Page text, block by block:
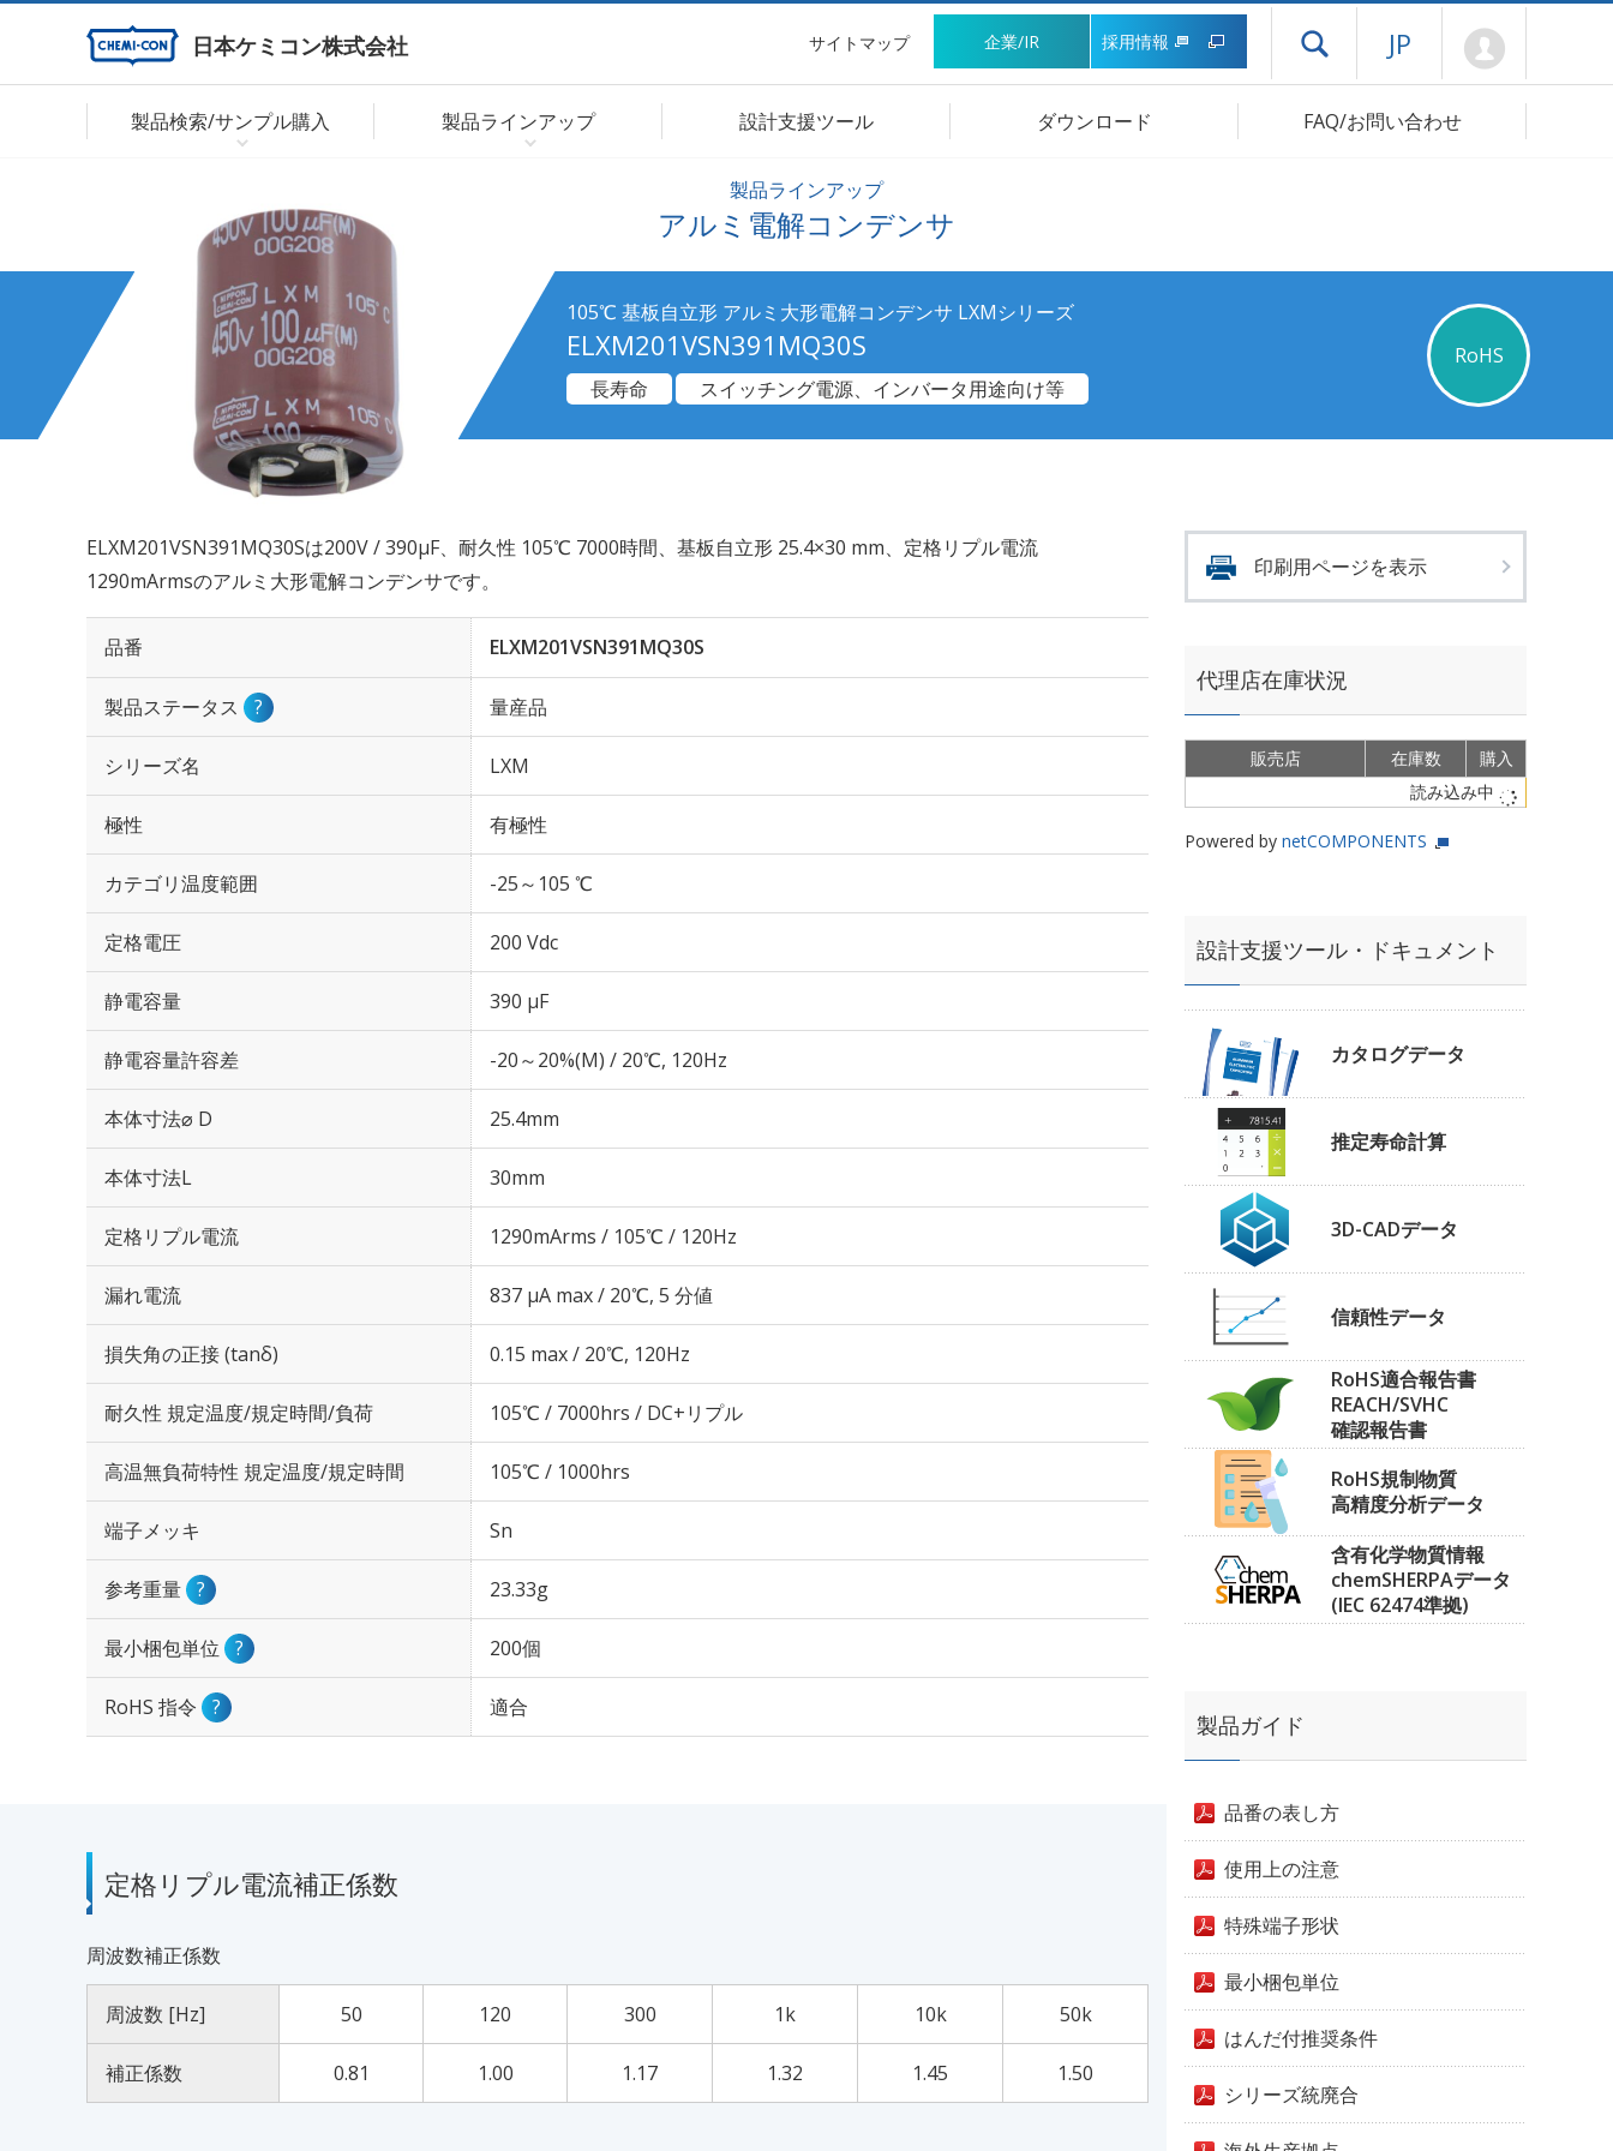
日本ケミコン株式会社 サイトマップ 企業/IR 採用情報 ドロワーメニューを開く
JP
製品検索/サンプル購入 製品ラインアップ 設計支援ツール ダウンロード FAQ/お問い合わせ
製品ラインアップ
アルミ電解コンデンサ
105℃ 基板自立形 アルミ大形電解コンデンサ LXMシリーズ
ELXM201VSN391MQ30S
RoHS
長寿命
スイッチング電源、インバータ用途向け等
ELXM201VSN391MQ30Sは200V / 390µF、耐久性 105℃ 7000時間、基板自立形 25.4×30 mm、定格リプル電流
1290mArmsのアルミ大形電解コンデンサです。
品番 ELXM201VSN391MQ30S
製品ステータス ? 量産品
シリーズ名 LXM
極性 有極性
カテゴリ温度範囲 -25～105 ℃
定格電圧 200 Vdc
静電容量 390 µF
静電容量許容差 -20～20%(M) / 20℃, 120Hz
本体寸法⌀ D 25.4mm
本体寸法L 30mm
定格リプル電流 1290mArms / 105℃ / 120Hz
漏れ電流 837 μA max / 20℃, 5 分値
損失角の正接 (tanδ) 0.15 max / 20℃, 120Hz
耐久性 規定温度/規定時間/負荷 105℃ / 7000hrs / DC+リプル
高温無負荷特性 規定温度/規定時間 105℃ / 1000hrs
端子メッキ Sn
参考重量 ? 23.33g
最小梱包単位 ? 200個
RoHS 指令 ? 適合
定格リプル電流補正係数
周波数補正係数
周波数 [Hz] 50 120 300 1k 10k 50k
補正係数 0.81 1.00 1.17 1.32 1.45 1.50
印刷用ページを表示
代理店在庫状況
販売店 在庫数
購入
読み込み中
Powered by netCOMPONENTS
設計支援ツール・ドキュメント
カタログデータ
推定寿命計算
3D-CADデータ
信頼性データ
RoHS適合報告書
REACH/SVHC
確認報告書
RoHS規制物質
高精度分析データ
含有化学物質情報
chemSHERPAデータ
(IEC 62474準拠)
製品ガイド
品番の表し方
使用上の注意
特殊端子形状
最小梱包単位
はんだ付推奨条件
シリーズ統廃合